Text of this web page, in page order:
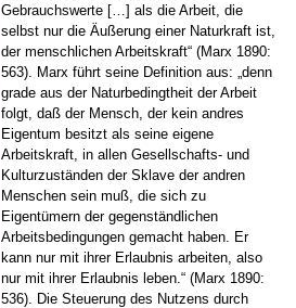
Gebrauchswerte […] als die Arbeit, die
selbst nur die Äußerung einer Naturkraft ist,
der menschlichen Arbeitskraft“ (Marx 1890:
563). Marx führt seine Definition aus: „denn
grade aus der Naturbedingtheit der Arbeit
folgt, daß der Mensch, der kein andres
Eigentum besitzt als seine eigene
Arbeitskraft, in allen Gesellschafts- und
Kulturzuständen der Sklave der andren
Menschen sein muß, die sich zu
Eigentümern der gegenständlichen
Arbeitsbedingungen gemacht haben. Er
kann nur mit ihrer Erlaubnis arbeiten, also
nur mit ihrer Erlaubnis leben.“ (Marx 1890:
536). Die Steuerung des Nutzens durch